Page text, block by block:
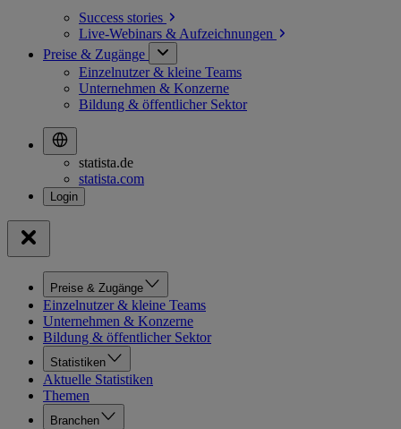
Success stories
Live-Webinars & Aufzeichnungen
Preise & Zugänge
Einzelnutzer & kleine Teams
Unternehmen & Konzerne
Bildung & öffentlicher Sektor
statista.de
statista.com
Preise & Zugänge
Einzelnutzer & kleine Teams
Unternehmen & Konzerne
Bildung & öffentlicher Sektor
Statistiken
Aktuelle Statistiken
Themen
Branchen